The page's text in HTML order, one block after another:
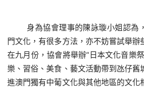
身為協會理事的陳詠璇小姐認為
門文化，有很多方法，亦不妨嘗試舉辦
在九月份，協會將舉辦“日本文化音樂
樂、習俗、美食、藝文活動帶到氹仔舊
進澳門獨有中葡文化與其他地區的文化